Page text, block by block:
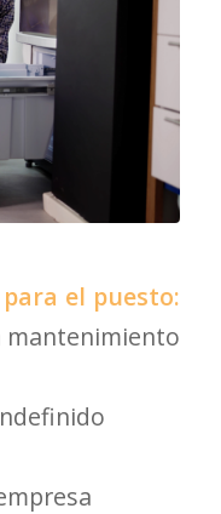
el puesto:
mantenimiento